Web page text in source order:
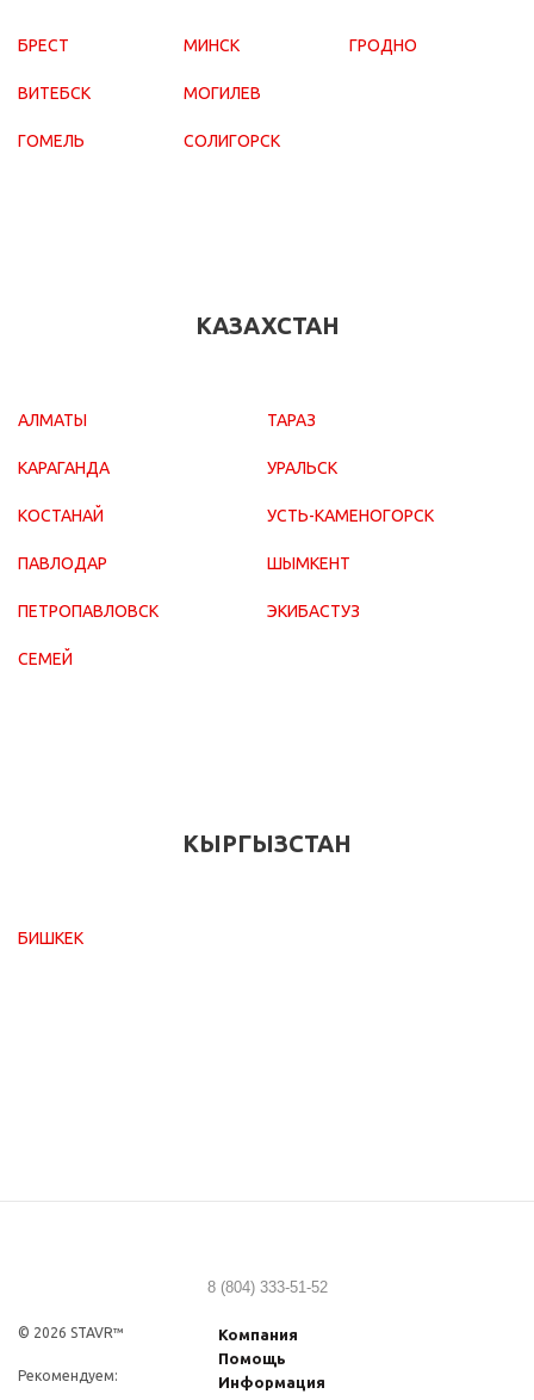
БРЕСТ
ВИТЕБСК
ГОМЕЛЬ
МИНСК
МОГИЛЕВ
СОЛИГОРСК
ГРОДНО
КАЗАХСТАН
АЛМАТЫ
КАРАГАНДА
КОСТАНАЙ
ПАВЛОДАР
ПЕТРОПАВЛОВСК
СЕМЕЙ
ТАРАЗ
УРАЛЬСК
УСТЬ-КАМЕНОГОРСК
ШЫМКЕНТ
ЭКИБАСТУЗ
КЫРГЫЗСТАН
БИШКЕК
8 (804) 333-51-52
© 2026 STAVR™
Рекомендуем:
Компания
Помощь
Информация